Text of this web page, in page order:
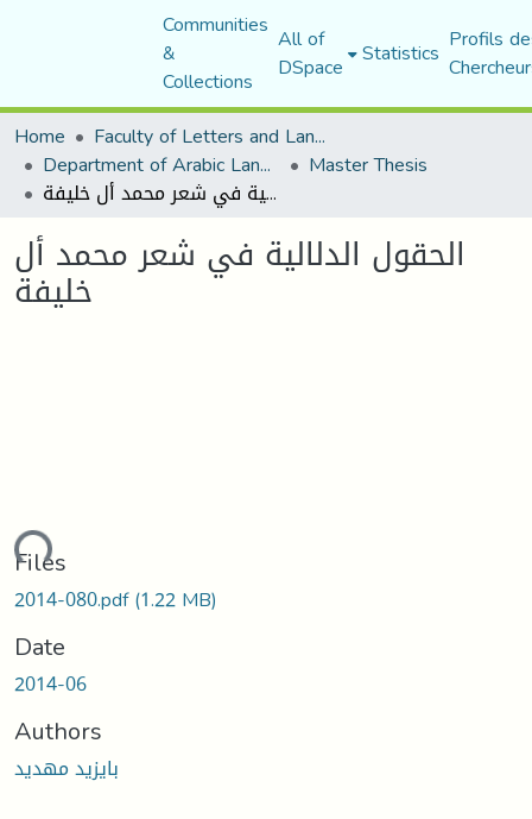
Communities
&
Collections
All of
DSpace Statistics Profils
Home
Faculty of Letters and Languages
Department of Arabic Language and Literature Master Thesis
الحقول الدلالية في شعر محمد أل خليفة
الحقول الدلالية في شعر محمد أل
خليفة
Files
2014-080.pdf(1.22 MB)
Date
2014-06
Authors
بايزيد مهديد